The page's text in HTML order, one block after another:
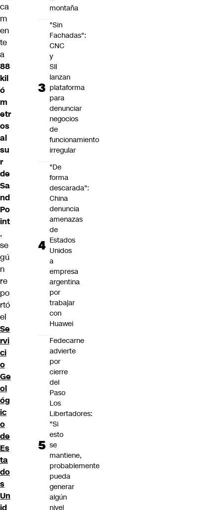
ca
m
en
te
a
88
kil
ó
m
etr
os
al
su
r
de
Sa
nd
Po
int
,
se
gú
n
re
po
rtó
el
Se
rvi
ci
o
Ge
ol
óg
ic
o
de
Es
ta
do
s
Un
id
montaña
"Sin
Fachadas":
CNC
y
SII
lanzan
plataforma
para
denunciar
negocios
de
funcionamiento
irregular
"De
forma
descarada":
China
denuncia
amenazas
de
Estados
Unidos
a
empresa
argentina
por
trabajar
con
Huawei
Fedecarne
advierte
por
cierre
del
Paso
Los
Libertadores:
"Si
esto
se
mantiene,
probablemente
pueda
generar
algún
nivel